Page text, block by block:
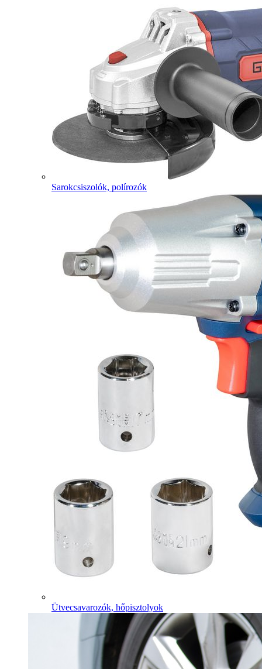
Sarokcsiszolók, polírozók
Ütvecsavarozók, hőpisztolyok